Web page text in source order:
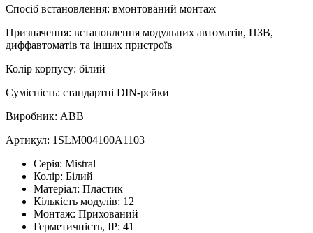
Спосіб встановлення: вмонтований монтаж
Призначення: встановлення модульних автоматів, ПЗВ,
диффавтоматів та інших пристроїв
Колір корпусу: білий
Сумісність: стандартні DIN-рейки
Виробник: ABB
Артикул: 1SLM004100A1103
Серія: Mistral
Колір: Білий
Матеріал: Пластик
Кількість модулів: 12
Монтаж: Прихований
Герметичність, IP: 41